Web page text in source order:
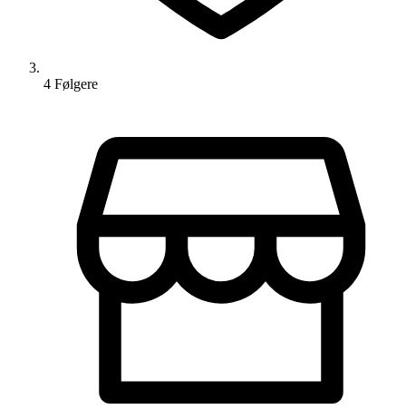
4 Følgere